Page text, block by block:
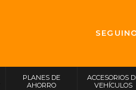
PLANES DE
AHORRO
ACCESORIOS
VEHÍCULOS